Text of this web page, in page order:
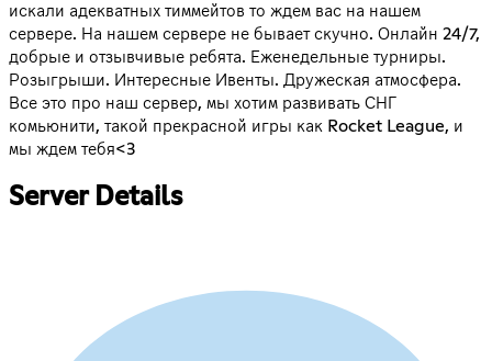
искали адекватных тиммейтов то ждем вас на нашем
сервере. На нашем сервере не бывает скучно. Онлайн 24/7,
добрые и отзывчивые ребята. Еженедельные турниры.
Розыгрыши. Интересные Ивенты. Дружеская атмосфера.
Все это про наш сервер, мы хотим развивать СНГ
комьюнити, такой прекрасной игры как Rocket League, и
мы ждем тебя<3
Server Details